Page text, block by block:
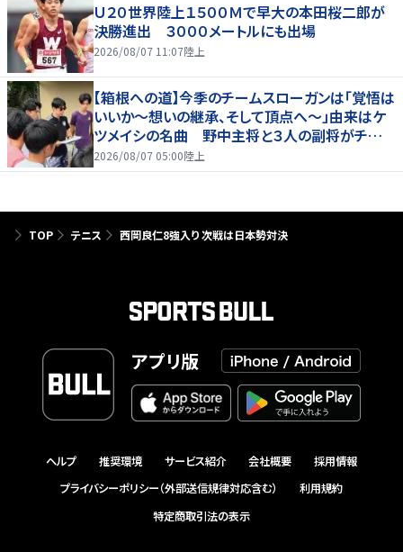
Ｕ２０世界陸上１５００Ｍで早大の本田桜二郎が
決勝進出 ３０００メートルにも出場
2026/08/07 11:07陸上
【箱根への道】今季のチームスローガンは「覚悟は
いいか～想いの継承、そして頂点へ～」由来はケ
ツメイシの名曲 野中主将と３人の副将がチーム
を引っ張る…夏合宿特集第１弾、国学院大
2026/08/07 05:00陸上
TOP テニス 西岡良仁8強入り 次戦は日本勢対決
アプリ版
ヘルプ 推奨環境 サービス紹介 会社概要
採用情報
プライバシーポリシー（外部送信規律対応含む）
利用規約
特定商取引法の表示